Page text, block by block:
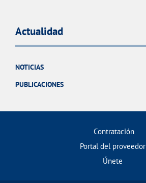
Actualidad
NOTICIAS
PUBLICACIONES
Contratación
Portal del proveedor
Únete